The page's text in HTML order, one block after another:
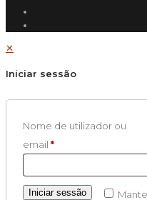
✕
Iniciar sessão
Nome de utilizador ou
email *
Iniciar sessão